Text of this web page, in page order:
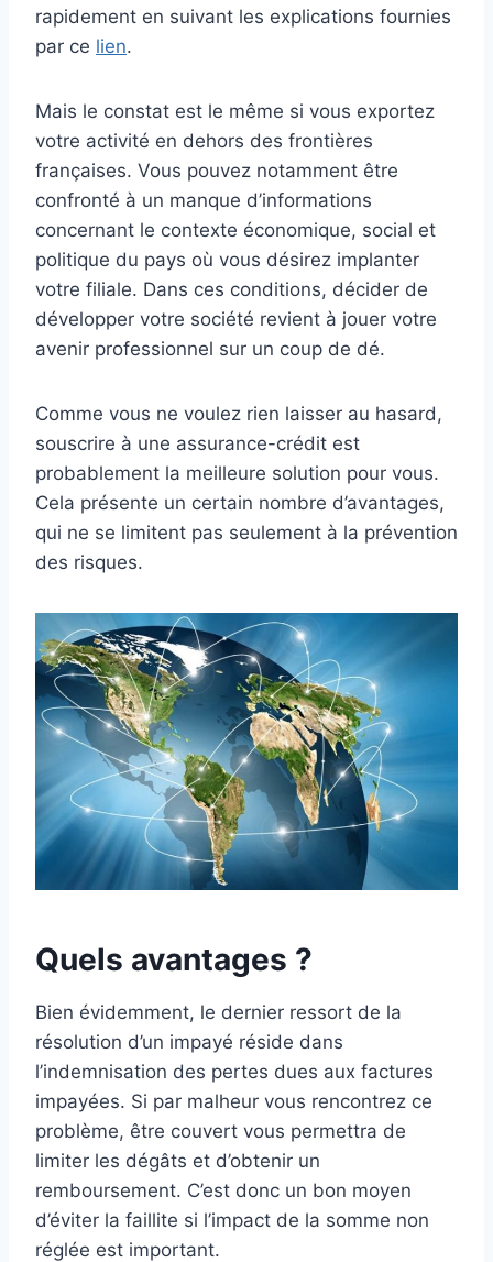
rapidement en suivant les explications fournies
par ce lien.
Mais le constat est le même si vous exportez
votre activité en dehors des frontières
françaises. Vous pouvez notamment être
confronté à un manque d’informations
concernant le contexte économique, social et
politique du pays où vous désirez implanter
votre filiale. Dans ces conditions, décider de
développer votre société revient à jouer votre
avenir professionnel sur un coup de dé.
Comme vous ne voulez rien laisser au hasard,
souscrire à une assurance-crédit est
probablement la meilleure solution pour vous.
Cela présente un certain nombre d’avantages,
qui ne se limitent pas seulement à la prévention
des risques.
Quels avantages ?
Bien évidemment, le dernier ressort de la
résolution d’un impayé réside dans
l’indemnisation des pertes dues aux factures
impayées. Si par malheur vous rencontrez ce
problème, être couvert vous permettra de
limiter les dégâts et d’obtenir un
remboursement. C’est donc un bon moyen
d’éviter la faillite si l’impact de la somme non
réglée est important.